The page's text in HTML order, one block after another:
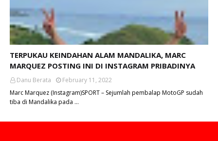
TERPUKAU KEINDAHAN ALAM MANDALIKA, MARC
MARQUEZ POSTING INI DI INSTAGRAM PRIBADINYA
Danu Berata
February 11, 2022
Marc Marquez (Instagram)SPORT – Sejumlah pembalap MotoGP sudah
tiba di Mandalika pada …